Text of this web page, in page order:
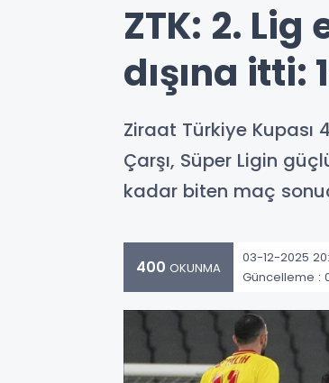
ZTK: 2. Lig
dışına itti:
Ziraat Türkiye Kupası
Çarşı, Süper Ligin
kadar biten maç
400 OKUNMA
03-12-2025
Güncelleme :